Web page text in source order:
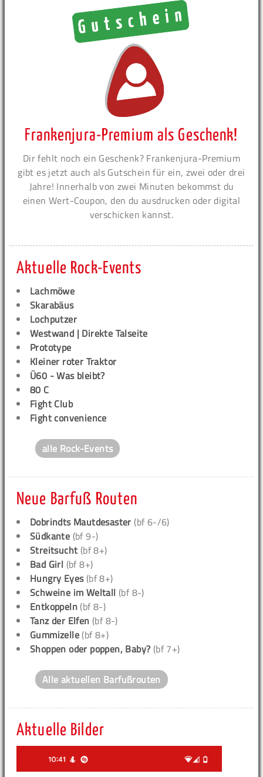
Frankenjura-Premium als Geschenk!
Dir fehlt noch ein Geschenk? Frankenjura-Premium
gibt es jetzt auch als Gutschein für ein, zwei oder drei
Jahre! Innerhalb von zwei Minuten bekommst du
einen Wert-Coupon, den du ausdrucken oder digital
verschicken kannst.
Aktuelle Rock-Events
Lachmöwe
Skarabäus
Lochputzer
Westwand | Direkte Talseite
Prototype
Kleiner roter Traktor
Ü60 - Was bleibt?
80 C
Fight Club
Fight convenience
alle Rock-Events
Neue Barfuß Routen
Dobrindts Mautdesaster (bf 6-/6)
Südkante (bf 9-)
Streitsucht (bf 8+)
Bad Girl (bf 8+)
Hungry Eyes(bf 8+)
Schweine im Weltall (bf 8-)
Entkoppeln (bf 8-)
Tanz der Elfen (bf 8-)
Gummizelle (bf 8+)
Shoppen oder poppen, Baby? (bf 7+)
Alle aktuellen Barfußrouten
Aktuelle Bilder